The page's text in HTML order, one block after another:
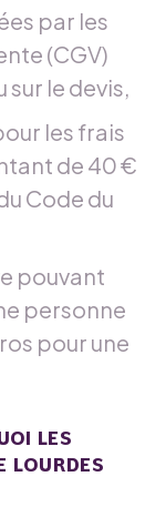
par les
(CGV)
le devis,
les frais
de 40 €
Code du
pouvant
personne
pour une
LES
LOURDES